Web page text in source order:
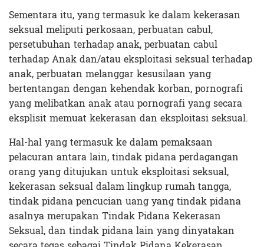
Sementara itu, yang termasuk ke dalam kekerasan
seksual meliputi perkosaan, perbuatan cabul,
persetubuhan terhadap anak, perbuatan cabul
terhadap Anak dan/atau eksploitasi seksual terhadap
anak, perbuatan melanggar kesusilaan yang
bertentangan dengan kehendak korban, pornografi
yang melibatkan anak atau pornografi yang secara
eksplisit memuat kekerasan dan eksploitasi seksual.
Hal-hal yang termasuk ke dalam pemaksaan
pelacuran antara lain, tindak pidana perdagangan
orang yang ditujukan untuk eksploitasi seksual,
kekerasan seksual dalam lingkup rumah tangga,
tindak pidana pencucian uang yang tindak pidana
asalnya merupakan Tindak Pidana Kekerasan
Seksual, dan tindak pidana lain yang dinyatakan